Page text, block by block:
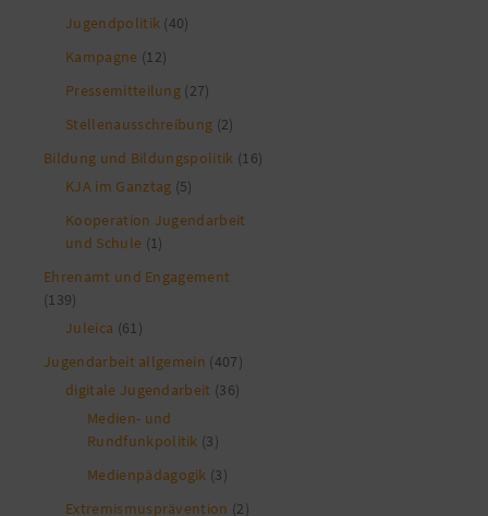
Jugendpolitik (40)
Kampagne (12)
Pressemitteilung (27)
Stellenausschreibung (2)
Bildung und Bildungspolitik (16)
KJA im Ganztag (5)
Kooperation Jugendarbeit
und Schule (1)
Ehrenamt und Engagement
(139)
Juleica (61)
Jugendarbeit allgemein (407)
digitale Jugendarbeit (36)
Medien- und
Rundfunkpolitik (3)
Medienpädagogik (3)
Extremismusprävention (2)